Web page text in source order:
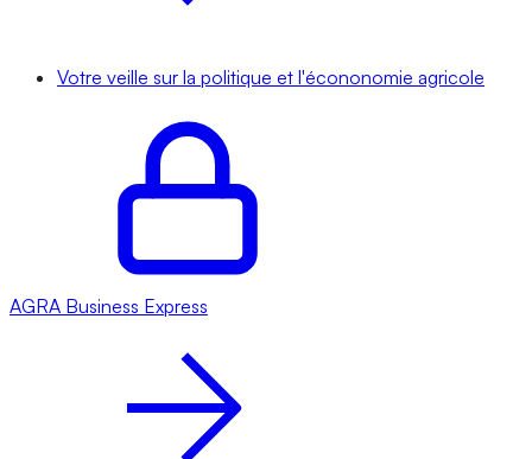
Votre veille sur la politique et l'écononomie agricole
AGRA Business Express